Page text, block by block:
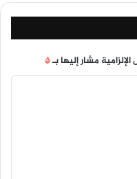
مشار إليها بـ*